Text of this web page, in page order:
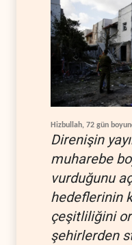
Hizbullah, 72 gün
Direnişin
muharebe
vurduğunu
hedeflerinin
çeşitliliğini
şehirlerden